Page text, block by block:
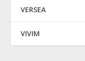
VERSEA
VIVIM